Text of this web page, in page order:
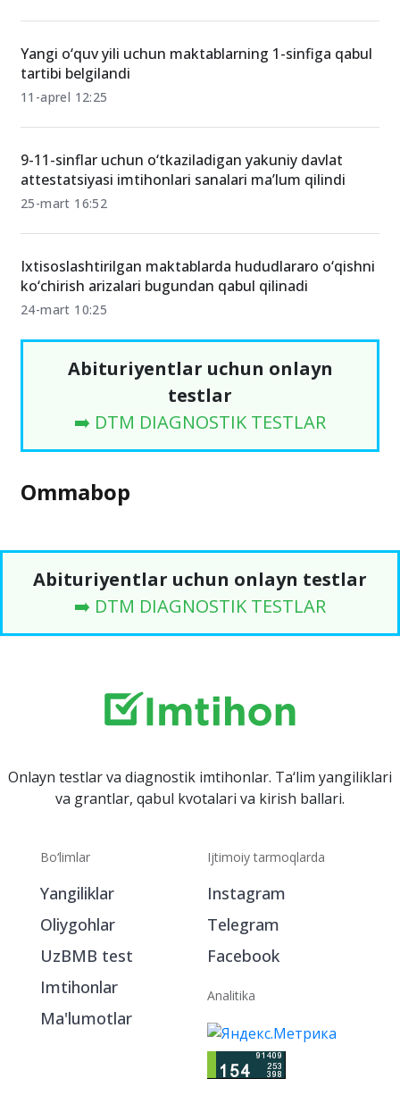
Yangi o‘quv yili uchun maktablarning 1-sinfiga qabul
tartibi belgilandi
11-aprel 12:25
9-11-sinflar uchun o‘tkaziladigan yakuniy davlat
attestatsiyasi imtihonlari sanalari ma’lum qilindi
25-mart 16:52
Ixtisoslashtirilgan maktablarda hududlararo o‘qishni
ko‘chirish arizalari bugundan qabul qilinadi
24-mart 10:25
Abituriyentlar uchun onlayn
testlar
➡️ DTM DIAGNOSTIK TESTLAR
Ommabop
Abituriyentlar uchun onlayn testlar
➡️ DTM DIAGNOSTIK TESTLAR
Onlayn testlar va diagnostik imtihonlar. Ta‘lim yangiliklari
va grantlar, qabul kvotalari va kirish ballari.
Bo‘limlar
Yangiliklar
Oliygohlar
UzBMB test
Imtihonlar
Ma'lumotlar
Ijtimoiy tarmoqlarda
Instagram
Telegram
Facebook
Analitika